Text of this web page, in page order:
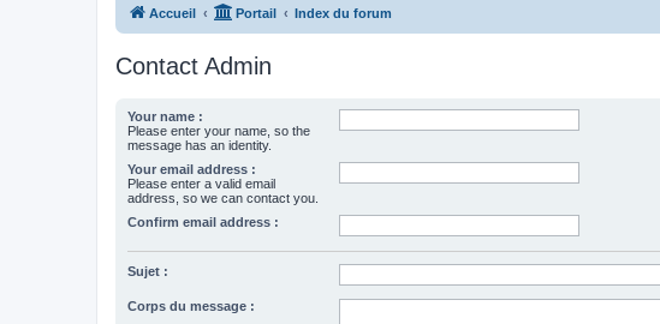
Accueil Portail Index du forum
Contact Admin
Your name :
Please enter your name, so the
message has an identity.
Your email address :
Please enter a valid email
address, so we can contact you.
Confirm email address :
Sujet :
Corps du message :